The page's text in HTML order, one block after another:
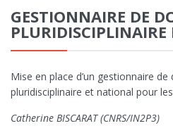
GESTIONNAIRE DE
Mise en place d’un gestionnaire de
pluridisciplinaire et national pour
Catherine BISCARAT (CNRS/IN2P3)